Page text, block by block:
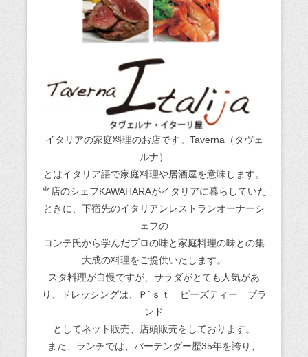
イタリアの家庭料理のお店です。Taverna（タヴェ
ルナ）
とはイタリア語で家庭料理や居酒屋を意味します。
当店のシェフKAWAHARAがイタリアに暮らしていた
ときに、下宿先のイタリアンレストランオーナーシ
ェフの
コンテ氏から学んだプロの味と家庭料理の味との集
大成の料理をご提供いたします。
スタ料理が自慢ですが、サラダがとても人気があ
り、ドレッシングは、Ｐ`ｓｔ ピーズティー ブラ
ンド
としてネット販売、店頭販売をしております。
また、ランチでは、バーテンダー歴35年を誇り、